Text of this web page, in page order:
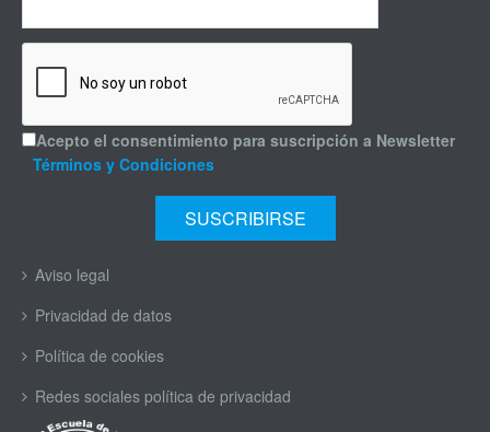
Acepto el consentimiento para suscripción a Newsletter
Términos y Condiciones
Aviso legal
Privacidad de datos
Política de cookies
Redes sociales política de privacidad